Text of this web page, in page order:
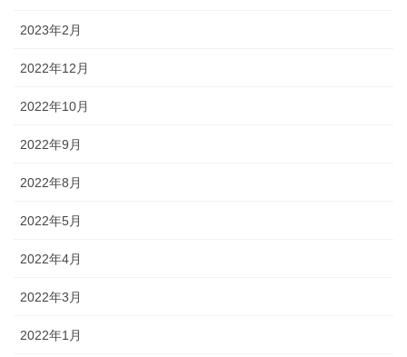
2023年2月
2022年12月
2022年10月
2022年9月
2022年8月
2022年5月
2022年4月
2022年3月
2022年1月